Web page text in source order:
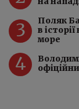
3
Поляк
в
море
4